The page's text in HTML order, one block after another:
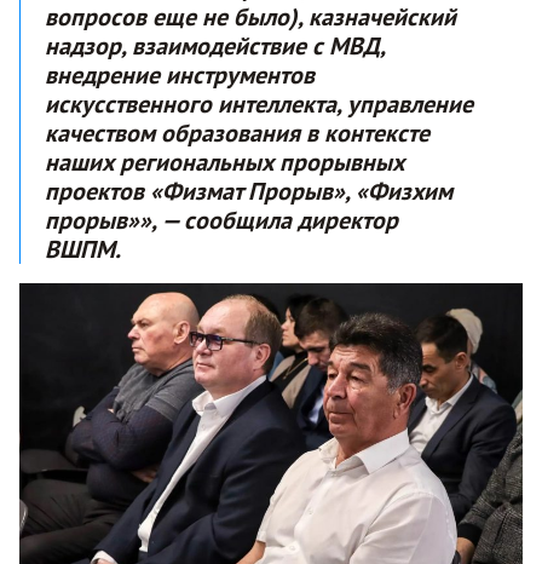
вопросов еще не было), казначейский
надзор, взаимодействие с МВД,
внедрение инструментов
искусственного интеллекта, управление
качеством образования в контексте
наших региональных прорывных
проектов «Физмат Прорыв», «Физхим
прорыв»», — сообщила директор
ВШПМ.